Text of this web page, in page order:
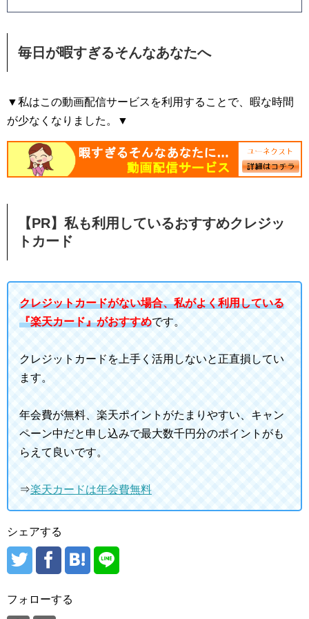
毎日が暇すぎるそんなあなたへ
▼私はこの動画配信サービスを利用することで、暇な時間
が少なくなりました。▼
【PR】私も利用しているおすすめクレジッ
トカード
クレジットカードがない場合、私がよく利用している
『楽天カード』がおすすめです。
クレジットカードを上手く活用しないと正直損してい
ます。
年会費が無料、楽天ポイントがたまりやすい、キャン
ペーン中だと申し込みで最大数千円分のポイントがも
らえて良いです。
⇒楽天カードは年会費無料
シェアする
フォローする